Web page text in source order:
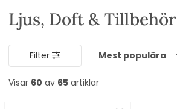
Ljus, Doft & Tillbehör
Filter Mest populära
Visar 60 av 65 artiklar